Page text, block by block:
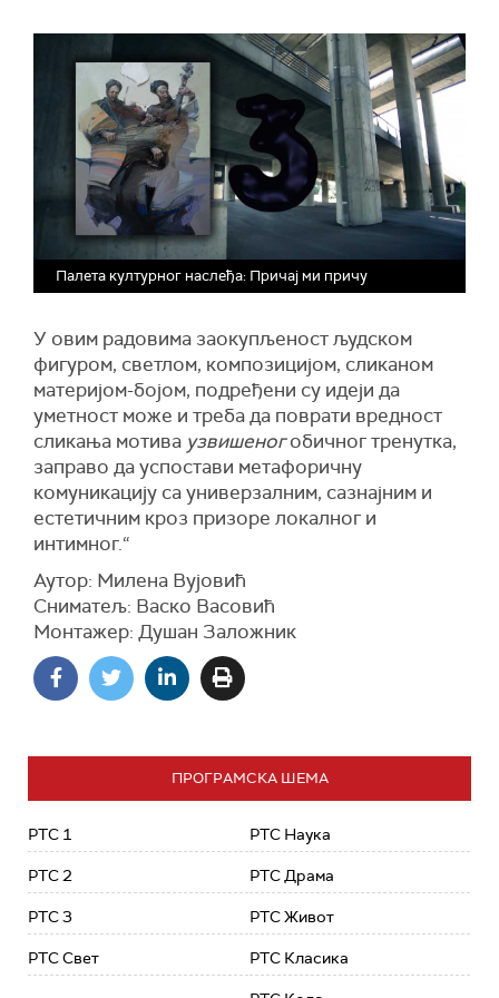
Палета културног наслеђа: Причај ми причу
У овим радовима заокупљеност људском
фигуром, светлом, композицијом, сликаном
материјом-бојом, подређени су идеји да
уметност може и треба да поврати вредност
сликања мотива узвишеногобичног тренутка,
заправо да успостави метафоричну
комуникацију са универзалним, сазнајним и
естетичним кроз призоре локалног и
интимног.“
Аутор: Милена Вујовић
Сниматељ: Васко Васовић
Монтажер: Душан Заложник
ПРОГРАМСКА ШЕМА
РТС 1
РТС 2
РТС 3
РТС Свет
РТС Наука
РТС Драма
РТС Живот
РТС Класика